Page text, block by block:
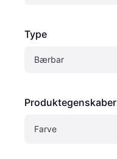
Type
Bærbar
Produktegenskaber
Farve